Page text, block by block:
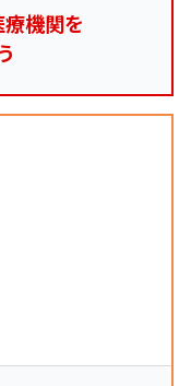
機関を